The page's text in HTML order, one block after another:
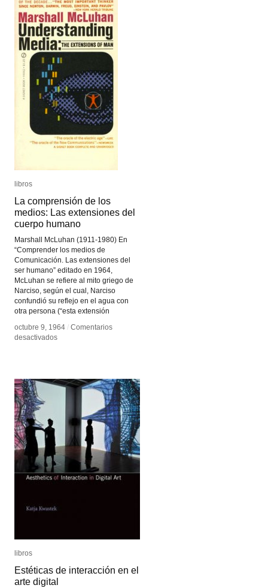
libros
La comprensión de los
medios: Las extensiones del
cuerpo humano
Marshall McLuhan (1911-1980) En
“Comprender los medios de
Comunicación. Las extensiones del
ser humano” editado en 1964,
McLuhan se refiere al mito griego de
Narciso, según el cual, Narciso
confundió su reflejo en el agua con
otra persona (“esta extensión
octubre 9, 1964 / Comentarios
desactivadosen
los
medios:
cuerpo
humano
libros
La comprensión de los
medios: Las extensiones del
cuerpo humano
octubre 9, 1964 / Comentarios
desactivadosen
los
medios:
cuerpo
humano
libros
Estéticas de interacción en el
arte digital
libros
Estéticas de interacción en el
arte digital